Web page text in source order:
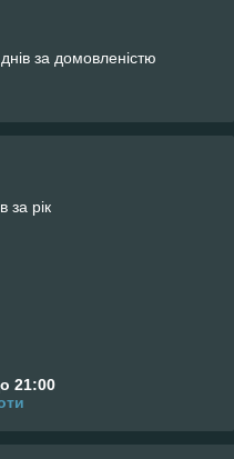
за домовленістю
за рік
21:00